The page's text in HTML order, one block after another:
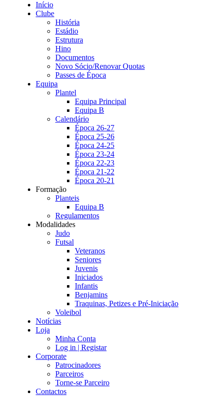
Início
Clube
História
Estádio
Estrutura
Hino
Documentos
Novo Sócio/Renovar Quotas
Passes de Época
Equipa
Plantel
Equipa Principal
Equipa B
Calendário
Época 26-27
Época 25-26
Época 24-25
Época 23-24
Época 22-23
Época 21-22
Época 20-21
Formação
Planteis
Equipa B
Regulamentos
Modalidades
Judo
Futsal
Veteranos
Seniores
Juvenis
Iniciados
Infantis
Benjamins
Traquinas, Petizes e Pré-Iniciação
Voleibol
Notícias
Loja
Minha Conta
Log in | Registar
Corporate
Patrocinadores
Parceiros
Torne-se Parceiro
Contactos